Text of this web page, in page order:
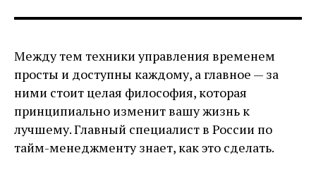
Между тем техники управления временем
просты и доступны каждому, а главное — за
ними стоит целая философия, которая
принципиально изменит вашу жизнь к
лучшему. Главный специалист в России по
тайм-менеджменту знает, как это сделать.